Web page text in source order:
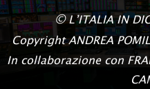
© L’ITALIA IN
CopyrightANDREA
In collaborazione con